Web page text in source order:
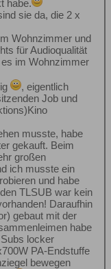
habe.
sie da, die 2 x
Wohnzimmer und
für Audioqualität
im Wohnzimmer
, eigentlich
Job und
musste, habe
gekauft. Beim
großen
ich musste ein
und habe
TLSUB war kein
Daraufhin
gebaut mit der
habe
locker
PA-Endstuffe
bewegen